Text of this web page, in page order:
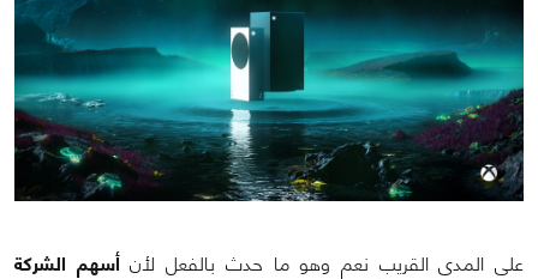
على المدى القريب نعم وهو ما حدث بالفعل لأنأسهم الشركة